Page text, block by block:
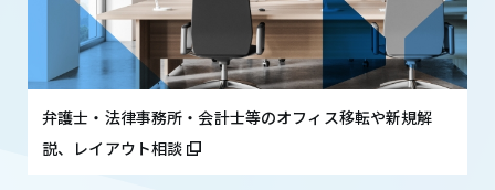
弁護士・法律事務所・会計士等のオフィス移転や新規解
説、レイアウト相談